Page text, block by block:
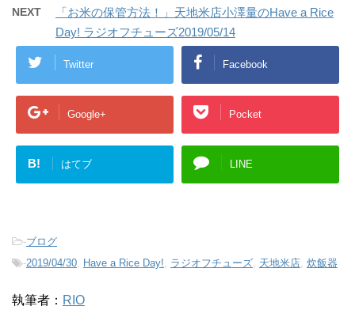
NEXT
「お米の保管方法！」天地米店小澤量のHave a Rice
Day! ラジオフチューズ2019/05/14
Twitter Facebook
Google+ Pocket
B! はてブ LINE
-ブログ
-2019/04/30 Have a Rice Day! ラジオフチューズ 天地米店 炊飯器
執筆者： RIO